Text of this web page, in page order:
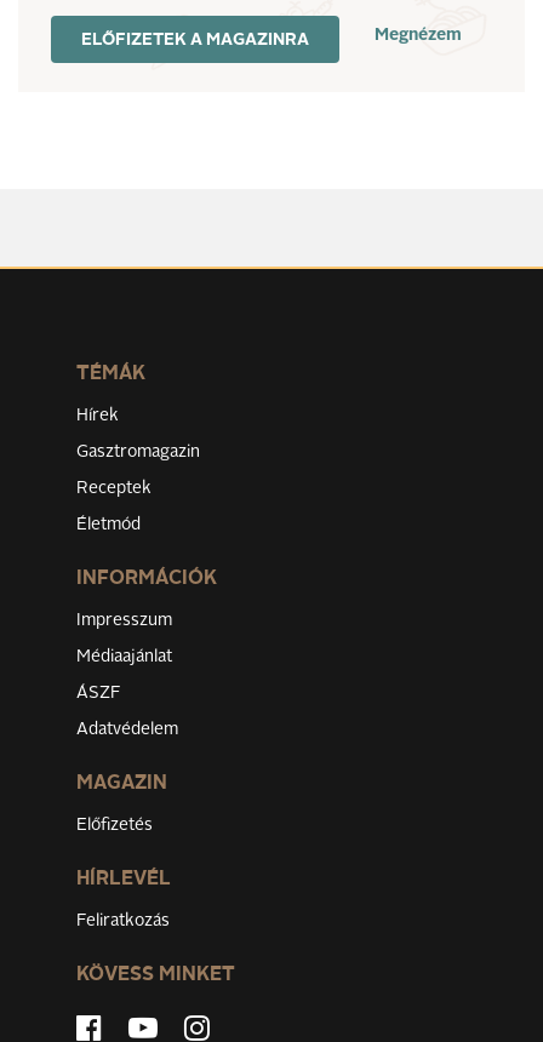
ELŐFIZETEK A MAGAZINRA Megnézem
TÉMÁK
Hírek
Gasztromagazin
Receptek
Életmód
INFORMÁCIÓK
Impresszum
Médiaajánlat
ÁSZF
Adatvédelem
MAGAZIN
Előfizetés
HÍRLEVÉL
Feliratkozás
KÖVESS MINKET